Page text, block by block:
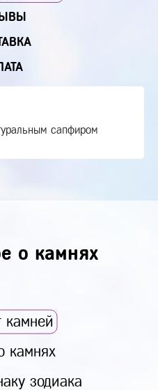
сапфиром
о камнях
камней
камнях
зодиака